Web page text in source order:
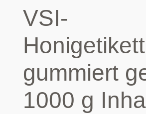
VSI-
gummiert
1000 g